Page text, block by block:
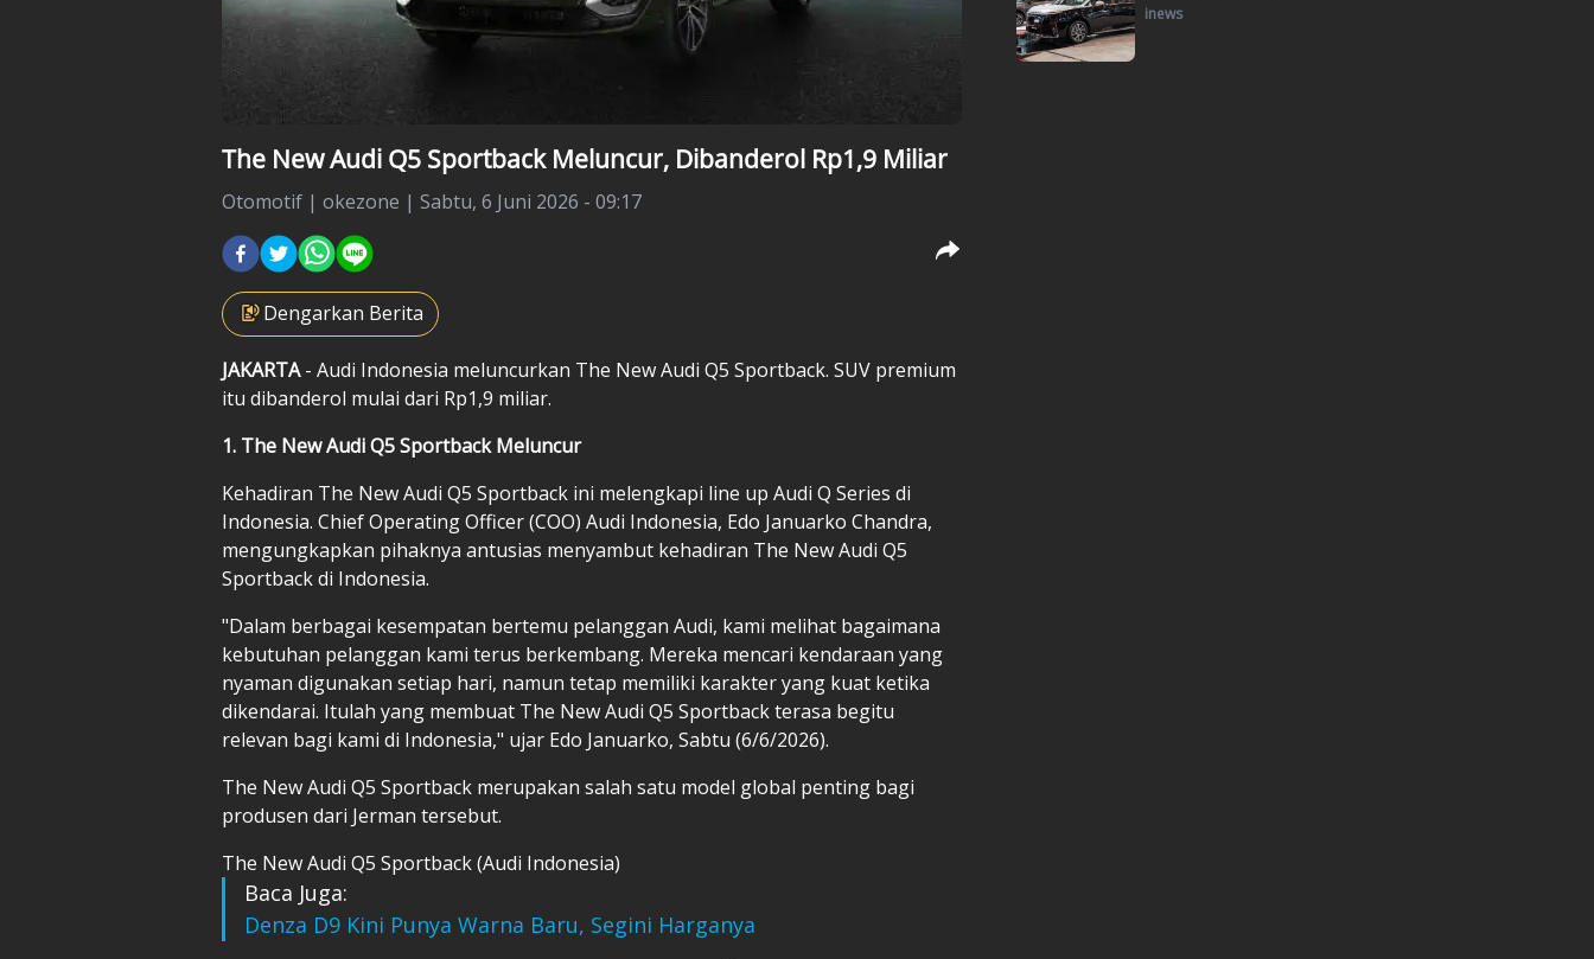
The New Audi Q5 Sportback Meluncur, Dibanderol Rp1,9 Miliar
Otomotif | okezone | Sabtu, 6 Juni 2026 - 09:17
Dengarkan Berita
JAKARTA- Audi Indonesia meluncurkan The New Audi Q5 Sportback. SUV premium
itu dibanderol mulai dari Rp1,9 miliar.
1. The New Audi Q5 Sportback Meluncur
Kehadiran The New Audi Q5 Sportback ini melengkapi line up Audi Q Series di
Indonesia. Chief Operating Officer (COO) Audi Indonesia, Edo Januarko Chandra,
mengungkapkan pihaknya antusias menyambut kehadiran The New Audi Q5
Sportback di Indonesia.
"Dalam berbagai kesempatan bertemu pelanggan Audi, kami melihat bagaimana
kebutuhan pelanggan kami terus berkembang. Mereka mencari kendaraan yang
nyaman digunakan setiap hari, namun tetap memiliki karakter yang kuat ketika
dikendarai. Itulah yang membuat The New Audi Q5 Sportback terasa begitu
relevan bagi kami di Indonesia," ujar Edo Januarko, Sabtu (6/6/2026).
The New Audi Q5 Sportback merupakan salah satu model global penting bagi
produsen dari Jerman tersebut.
The New Audi Q5 Sportback (Audi Indonesia)
Baca Juga:
Denza D9 Kini Punya Warna Baru, Segini Harganya
inews